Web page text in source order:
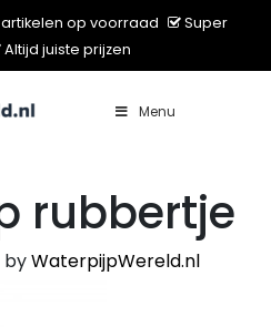
op voorraad
Super
Altijd juiste prijzen
Menu
rubbertje
byWaterpijpWereld.nl